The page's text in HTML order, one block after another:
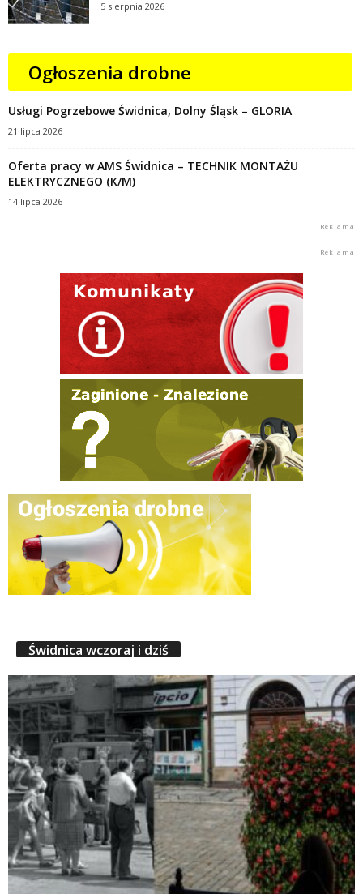
5 sierpnia 2026
Ogłoszenia drobne
Usługi Pogrzebowe Świdnica, Dolny Śląsk – GLORIA
21 lipca 2026
Oferta pracy w AMS Świdnica – TECHNIK MONTAŻU
ELEKTRYCZNEGO (K/M)
14 lipca 2026
Świdnica wczoraj i dziś